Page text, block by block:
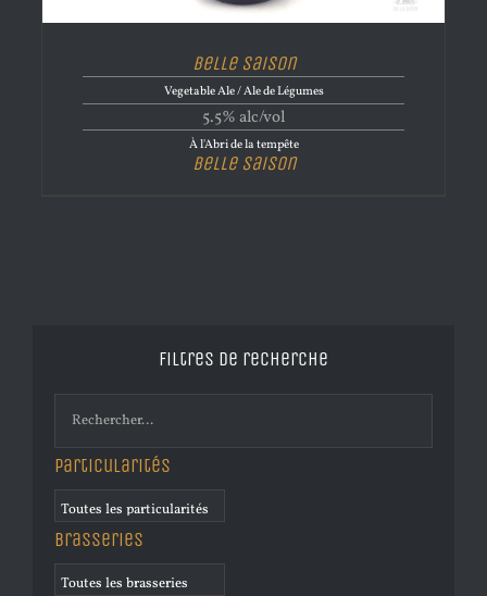
Belle Saison
Vegetable Ale / Ale de Légumes
5.5% alc/vol
À l'Abri de la tempête
Belle Saison
Filtres de recherche
Particularités
Brasseries